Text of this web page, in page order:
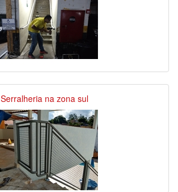
Serralheria na zona sul